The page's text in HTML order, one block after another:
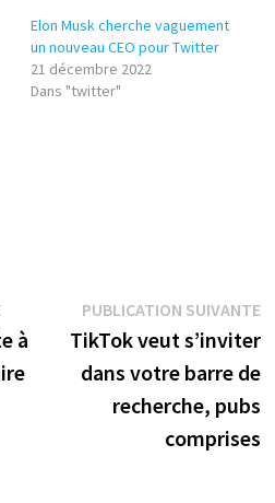
Elon Musk cherche vaguement
un nouveau CEO pour Twitter
21 décembre 2022
Dans "twitter"
Publication
précédente :
à
PUBLICATION SUIVANTE
TikTok veut s’inviter
dans votre barre de
recherche, pubs
comprises